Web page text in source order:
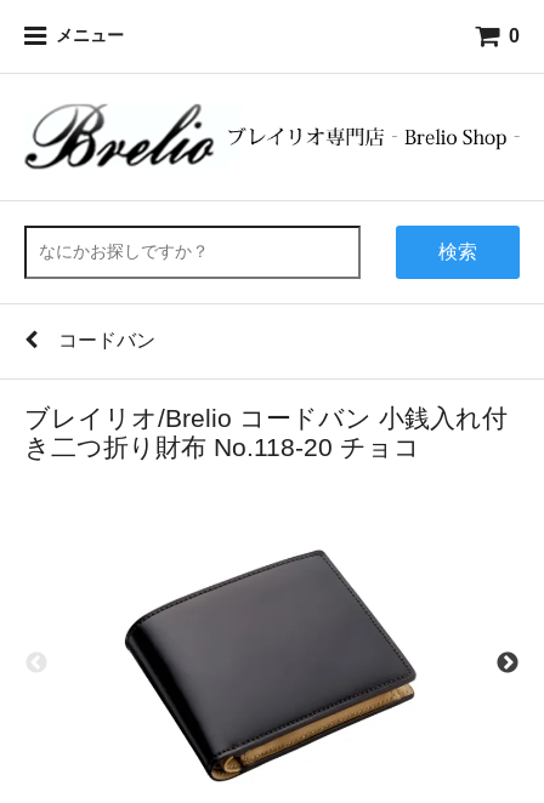
メニュー 0
検索
コードバン
ブレイリオ/Brelio コードバン 小銭入れ付
き二つ折り財布 No.118-20 チョコ